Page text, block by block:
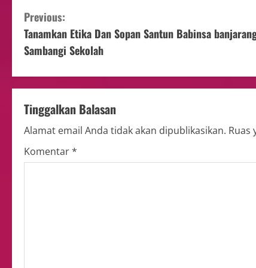
Previous:
Tanamkan Etika Dan Sopan Santun Babinsa
Sambangi Sekolah
Tinggalkan Balasan
Alamat email Anda tidak akan dipublikasikan. Ruas
Komentar*